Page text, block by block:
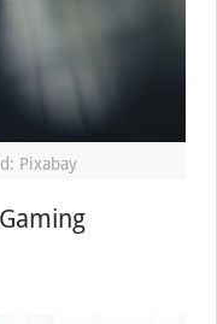
Pixabay